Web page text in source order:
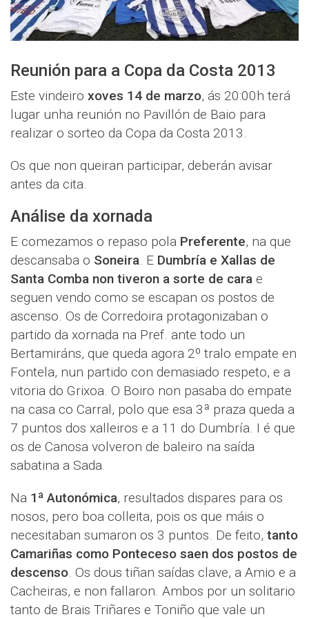
Reunión para a Copa da Costa 2013
Este vindeiro xoves 14 de marzo, ás 20:00h terá
lugar unha reunión no Pavillón de Baio para
realizar o sorteo da Copa da Costa 2013.
Os que non queiran participar, deberán avisar
antes da cita.
Análise da xornada
E comezamos o repaso pola Preferente, na que
descansaba o Soneira. E Dumbría e Xallas de
Santa Comba non tiveron a sorte de cara e
seguen vendo como se escapan os postos de
ascenso. Os de Corredoira protagonizaban o
partido da xornada na Pref. ante todo un
Bertamiráns, que queda agora 2º tralo empate en
Fontela, nun partido con demasiado respeto, e a
vitoria do Grixoa. O Boiro non pasaba do empate
na casa co Carral, polo que esa 3ª praza queda a
7 puntos dos xalleiros e a 11 do Dumbría. I é que
os de Canosa volveron de baleiro na saída
sabatina a Sada.
Na 1ª Autonómica, resultados dispares para os
nosos, pero boa colleita, pois os que máis o
necesitaban sumaron os 3 puntos. De feito, tanto
Camariñas como Ponteceso saen dos postos de
descenso. Os dous tiñan saídas clave, a Amio e a
Cacheiras, e non fallaron. Ambos por un solitario
tanto de Brais Triñares e Toniño que vale un